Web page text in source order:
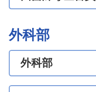
外科部
外科部